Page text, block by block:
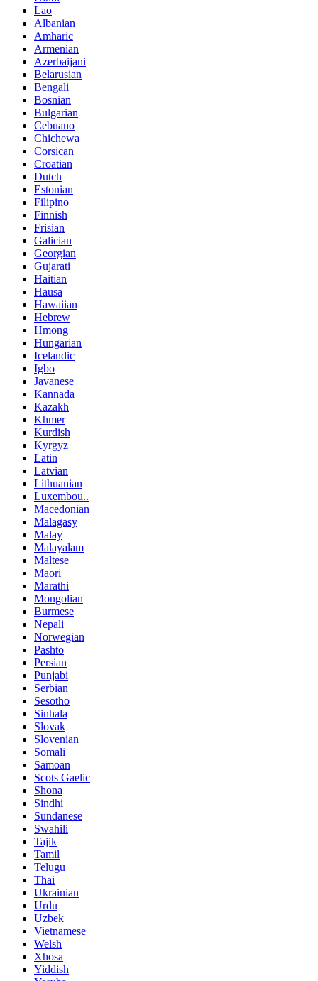
Lao
Albanian
Amharic
Armenian
Azerbaijani
Belarusian
Bengali
Bosnian
Bulgarian
Cebuano
Chichewa
Corsican
Croatian
Dutch
Estonian
Filipino
Finnish
Frisian
Galician
Georgian
Gujarati
Haitian
Hausa
Hawaiian
Hebrew
Hmong
Hungarian
Icelandic
Igbo
Javanese
Kannada
Kazakh
Khmer
Kurdish
Kyrgyz
Latin
Latvian
Lithuanian
Luxembou..
Macedonian
Malagasy
Malay
Malayalam
Maltese
Maori
Marathi
Mongolian
Burmese
Nepali
Norwegian
Pashto
Persian
Punjabi
Serbian
Sesotho
Sinhala
Slovak
Slovenian
Somali
Samoan
Scots Gaelic
Shona
Sindhi
Sundanese
Swahili
Tajik
Tamil
Telugu
Thai
Ukrainian
Urdu
Uzbek
Vietnamese
Welsh
Xhosa
Yiddish